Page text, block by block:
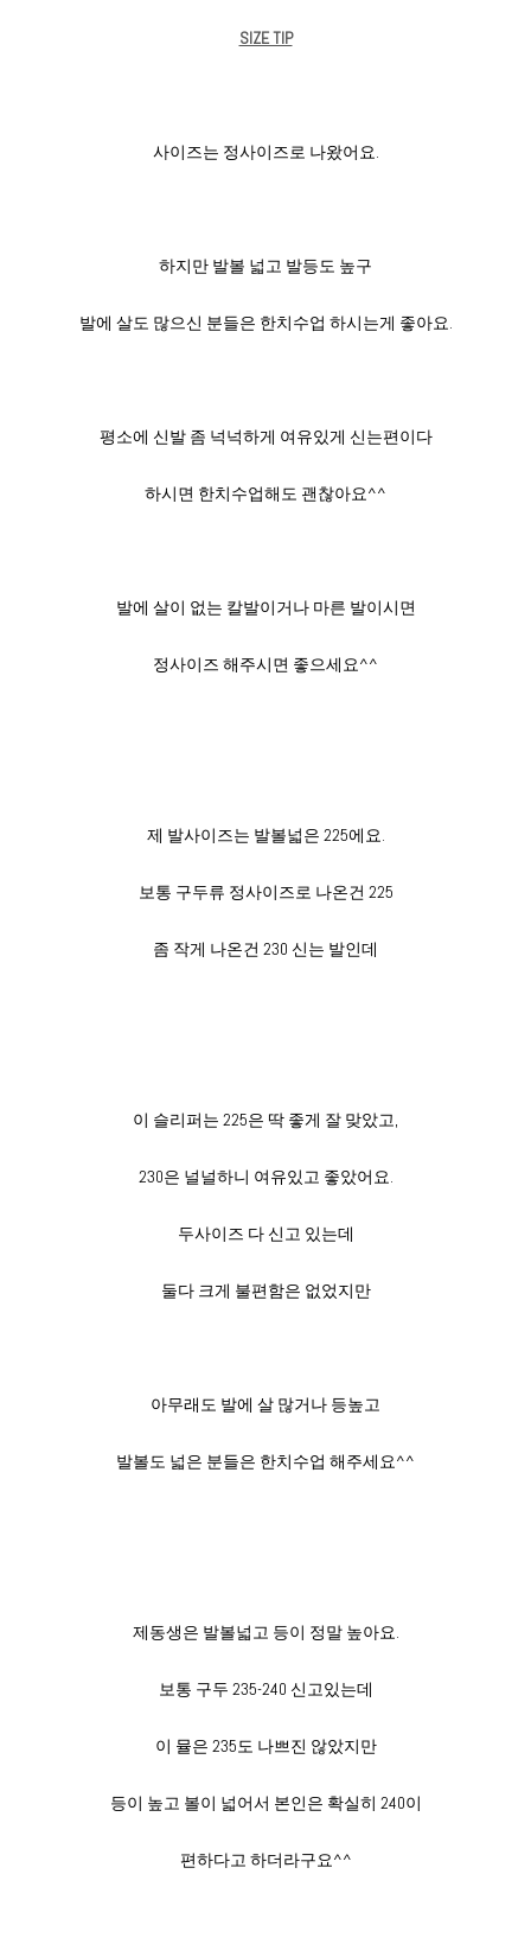
SIZE TIP
사이즈는 정사이즈로 나왔어요.
하지만 발볼 넓고 발등도 높구
발에 살도 많으신 분들은 한치수업 하시는게 좋아요.
평소에 신발 좀 넉넉하게 여유있게 신는편이다
하시면 한치수업해도 괜찮아요^^
발에 살이 없는 칼발이거나 마른 발이시면
정사이즈 해주시면 좋으세요^^
제 발사이즈는 발볼넓은 225에요.
보통 구두류 정사이즈로 나온건 225
좀 작게 나온건 230 신는 발인데
이 슬리퍼는 225은 딱 좋게 잘 맞았고,
230은 널널하니 여유있고 좋았어요.
두사이즈 다 신고 있는데
둘다 크게 불편함은 없었지만
아무래도 발에 살 많거나 등높고
발볼도 넓은 분들은 한치수업 해주세요^^
제동생은 발볼넓고 등이 정말 높아요.
보통 구두 235-240 신고있는데
이 뮬은 235도 나쁘진 않았지만
등이 높고 볼이 넓어서 본인은 확실히 240이
편하다고 하더라구요^^